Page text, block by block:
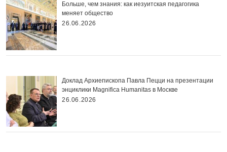
Больше, чем знания: как иезуитская педагогика
меняет общество
26.06.2026
Доклад Архиепископа Павла Пецци на презентации
энциклики Magnifica Нumanitas в Москве
26.06.2026